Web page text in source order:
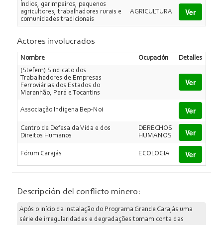
Índios, garimpeiros, pequenos
agricultores, trabalhadores rurais e
comunidades tradicionais
AGRICULTURA Ver
Actores involucrados
Nombre Ocupación
Detalles
(Stefem) Sindicato dos
Trabalhadores de Empresas
Ferroviárias dos Estados do
Maranhão, Pará e Tocantins
Ver
Associação Indígena Bep-Noi Ver
Centro de Defesa da Vida e dos
Direitos Humanos
DERECHOS
HUMANOS
Ver
Fórum Carajás ECOLOGIA Ver
Descripción del conflicto minero:
Após o início da instalação do Programa Grande Carajás uma
série de irregularidades e degradações tomam conta das